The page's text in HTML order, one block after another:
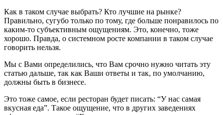
Как в таком случае выбрать? Кто лучшие на рынке?
Правильно, сугубо только по тому, где больше понравилось по
каким-то субъективным ощущениям. Это, конечно, тоже
хорошо. Правда, о системном росте компании в таком случае
говорить нельзя.
Мы с Вами определились, что Вам срочно нужно читать эту
статью дальше, так как Ваши ответы и так, по умолчанию,
должны быть в бизнесе.
Это тоже самое, если ресторан будет писать: “У нас самая
вкусная еда”. Такое ощущение, что в других заведениях